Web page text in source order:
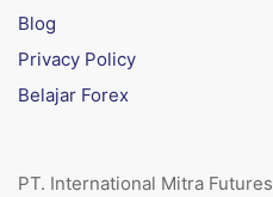
Blog
Privacy Policy
Belajar Forex
PT. International Mitra Futures